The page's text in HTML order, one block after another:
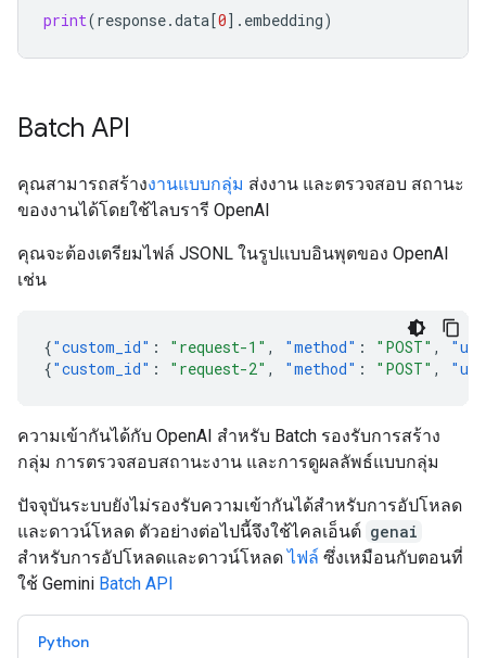
print(response.data[0] . embedding)
Batch API
คุณสามารถสร้างงานแบบกลุ่ม ส่งงาน และตรวจสอบ สถานะ
ของงานได้โดยใช้ไลบรารี OpenAI
คุณจะต้องเตรียมไฟล์ JSONL ในรูปแบบอินพุตของ OpenAI
เช่น
{"custom_id" : "request-1" , "method" : "POST" ,
{"custom_id" : "request-2" , "method" : "POST" ,
ความเข้ากันได้กับ OpenAI สำหรับ Batch รองรับการสร้าง
กลุ่ม การตรวจสอบสถานะงาน และการดูผลลัพธ์แบบกลุ่ม
ปัจจุบันระบบยังไม่รองรับความเข้ากันได้สำหรับการอัปโหลด
และดาวน์โหลด ตัวอย่างต่อไปนี้จึงใช้ไคลเอ็นต์ genai
สำหรับการอัปโหลดและดาวน์โหลดไฟล์ ซึ่งเหมือนกับตอนที่
ใช้ Gemini Batch API
Python